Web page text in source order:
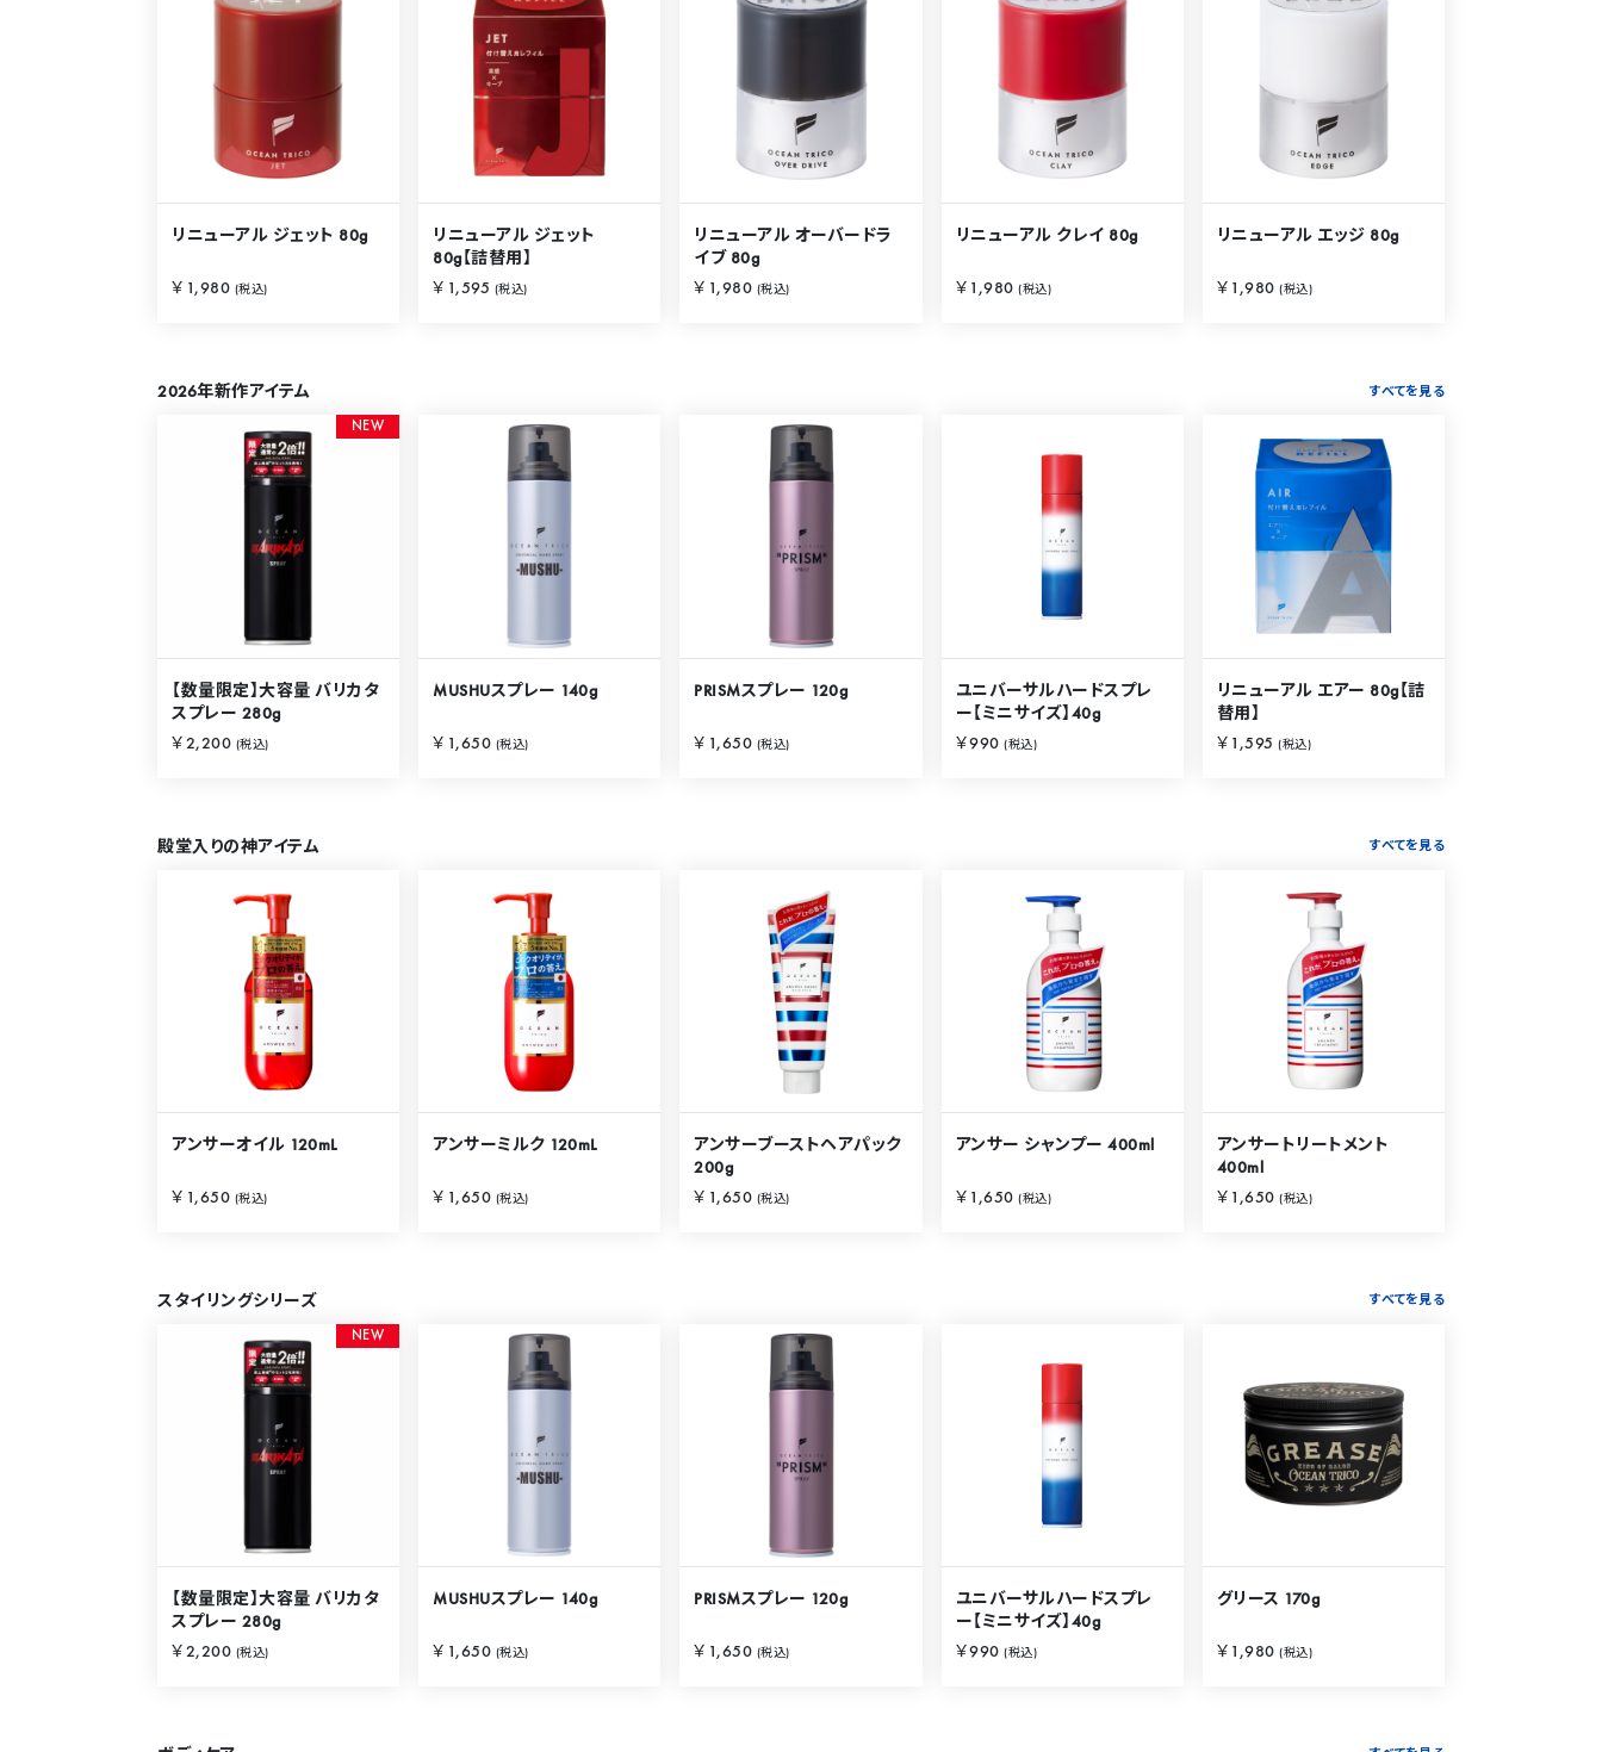
リニューアル ジェット 80g
￥1,980 (税込)
リニューアル ジェット
80g【詰替用】
￥1,595 (税込)
リニューアル オーバードラ
イブ 80g
￥1,980 (税込)
リニューアル クレイ 80g
￥1,980(税込)
リニューアル エッジ 80g
￥1,980(税込)
2026年新作アイテム すべてを見る
N EW
【数量限定】大容量 バリカタ
スプレー 280g
￥2,200 (税込)
MUSHUスプレー 140g
￥1,650 (税込)
PRISMスプレー 120g
￥1,650 (税込)
ユニバーサルハードスプレ
ー【ミニサイズ】40g
￥990(税込)
リニューアル エアー 80g【詰
替用】
￥1,595(税込)
殿堂入りの神アイテム すべてを見る
アンサーオイル 120mL
￥1,650 (税込)
アンサーミルク 120mL
￥1,650 (税込)
アンサーブーストヘアパック
200g
￥1,650 (税込)
アンサー シャンプー 400ml
￥1,650(税込)
アンサートリートメント
400ml
￥1,650(税込)
スタイリングシリーズ すべてを見る
N EW
【数量限定】大容量 バリカタ
スプレー 280g
￥2,200 (税込)
MUSHUスプレー 140g
￥1,650 (税込)
PRISMスプレー 120g
￥1,650 (税込)
ユニバーサルハードスプレ
ー【ミニサイズ】40g
￥990(税込)
グリース 170g
￥1,980(税込)